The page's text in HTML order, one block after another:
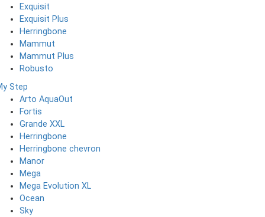
Exquisit
Exquisit Plus
Herringbone
Mammut
Mammut Plus
Robusto
Step
Arto AquaOut
Fortis
Grande XXL
Herringbone
Herringbone chevron
Manor
Mega
Mega Evolution XL
Ocean
Sky